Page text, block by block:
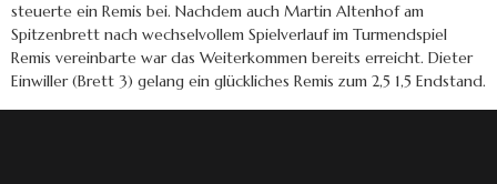
steuerte ein Remis bei. Nachdem auch Martin Altenhof am
Spitzenbrett nach wechselvollem Spielverlauf im Turmendspiel
Remis vereinbarte war das Weiterkommen bereits erreicht. Dieter
Einwiller (Brett 3) gelang ein glückliches Remis zum 2,5 1,5 Endstand.